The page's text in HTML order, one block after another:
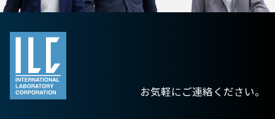
お気軽にご連絡ください。